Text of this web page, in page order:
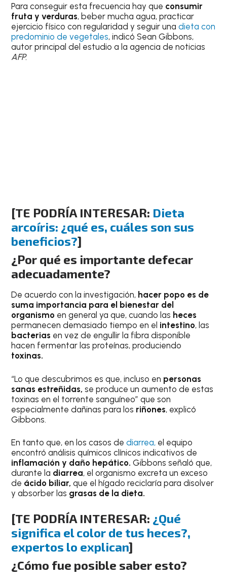
Para conseguir esta frecuencia hay que consumir
fruta y verduras, beber mucha agua, practicar
ejercicio físico con regularidad y seguir unadieta con
predominio de vegetales, indicó Sean Gibbons,
autor principal del estudio a la agencia de noticias
AFP.
[TE PODRÍA INTERESAR: Dieta
arcoíris: ¿qué es, cuáles son sus
beneficios?]
¿Por qué es importante defecar
adecuadamente?
De acuerdo con la investigación, hacer popo es de
suma importancia para el bienestar del
organismo en general ya que, cuando las heces
permanecen demasiado tiempo en el intestino, las
bacterias en vez de engullir la fibra disponible
hacen fermentar las proteínas, produciendo
toxinas.
“Lo que descubrimos es que, incluso en personas
sanas estreñidas, se produce un aumento de estas
toxinas en el torrente sanguíneo” que son
especialmente dañinas para los riñones, explicó
Gibbons.
En tanto que, en los casos dediarrea, el equipo
encontró análisis químicos clínicos indicativos de
inflamación y daño hepático.Gibbons señaló que,
durante la diarrea, el organismo excreta un exceso
de ácido biliar, que el hígado reciclaría para disolver
y absorber las grasas de la dieta.
[TE PODRÍA INTERESAR: ¿Qué
significa el color de tus heces?,
expertos lo explican]
¿Cómo fue posible saber esto?